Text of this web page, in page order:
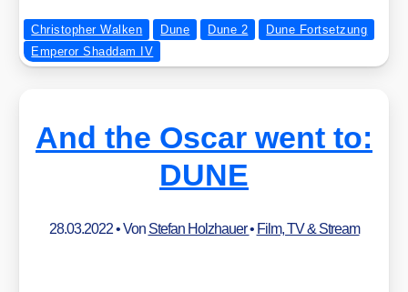
Christopher Walken Dune Dune 2
Dune Fortsetzung
Emperor Shaddam IV
And the Oscar went to:
DUNE
28.03.2022• Von Stefan Holzhauer• Film, TV & Stream